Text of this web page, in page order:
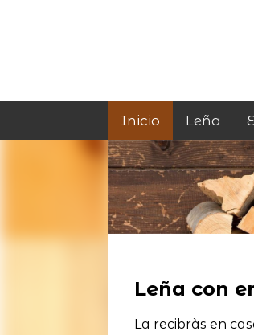
Inicio Leña
Leña con
La recibràs en